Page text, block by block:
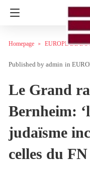
Homepage EUROPE DE
admin in
Le Grand
Bernheim:
judaïsme
celles du FN